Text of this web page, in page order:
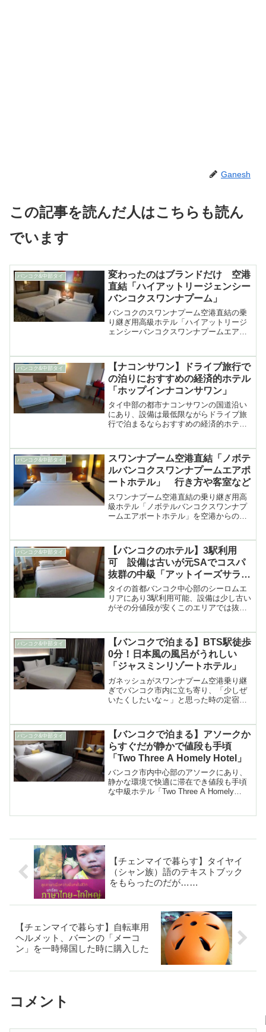
Ganesh
この記事を読んだ人はこちらも読ん
でいます
バンコク&中部タイ
変わったのはブランドだけ 空港
直結「ハイアットリージェンシー
バンコクスワンナプーム」
バンコクのスワンナプーム空港直結の乗
り継ぎ用高級ホテル「ハイアットリージ
ェンシーバンコクスワンナプームエアポ
バンコク&中部タイ
【ナコンサワン】ドライブ旅行で
の泊りにおすすめの経済的ホテル
「ホップインナコンサワン」
タイ中部の都市ナコンサワンの国道沿い
にあり、設備は最低限ながらドライブ旅
行で泊まるならおすすめの経済的ホテル
バンコク&中部タイ
スワンナプーム空港直結「ノボテ
ルバンコクスワンナプームエアポ
ートホテル」 行き方や客室など
スワンナプーム空港直結の乗り継ぎ用高
級ホテル「ノボテルバンコクスワンナプ
ームエアポートホテル」を空港からの行
バンコク&中部タイ
【バンコクのホテル】3駅利用
可 設備は古いが元SAでコスパ
抜群の中級「アットイーズサラデ
ーン」
タイの首都バンコク中心部のシーロムエ
リアにあり3駅利用可能、設備は少し古い
がその分値段が安くこのエリアでは抜群
の紹介
バンコク&中部タイ
【バンコクで泊まる】BTS駅徒歩
0分！日本風の風呂がうれしい
「ジャスミンリゾートホテル」
ガネッシュがスワンナプーム空港乗り継
ぎでバンコク市内に立ち寄り、「少しぜ
いたくしたいな～」と思った時の定宿に
ることが多くなってきた……
バンコク&中部タイ
【バンコクで泊まる】アソークか
らすぐだが静かで値段も手頃
「Two Three A Homely Hotel」
バンコク市内中心部のアソークにあり、
静かな環境で快適に滞在でき値段も手頃
な中級ホテル「Two Three A Homely
【チェンマイで暮らす】タイヤイ
（シャン族）語のテキストブック
をもらったのだが……
【チェンマイで暮らす】自転車用
ヘルメット、バーンの「メーコ
ン」を一時帰国した時に購入した
コメント